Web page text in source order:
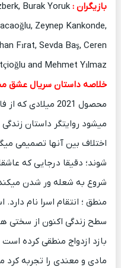
بازیگران : Burak Yoruk
Zeynep Kankonde,
Fırat, Sevda Baş, Ceren
and Mehmet Yılmaz
خلاصه داستان سریال عشق
محصول 2021
میشود روایتگر داستان
اختلاف بین آنها تصمیمی
شوند؛ دقیقا درجایی که
شروع به شعله ور شدن
منطق ؛ انتقام اسرا نام
سطح زندگی اکنون از سختی
بازد ازدواج منطقی کرده
مادی و معندی را تجربه